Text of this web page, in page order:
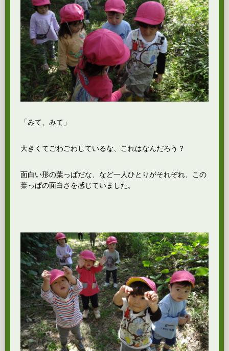
「みて、みて」
大きくてごわごわしているな、これはなんだろう？
面白い形の葉っぱだな、など一人ひとりがそれぞれ、この
葉っぱの面白さを感じていました。